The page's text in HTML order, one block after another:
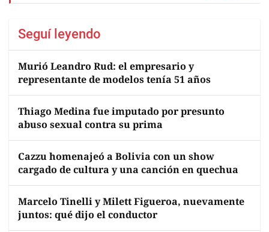
Seguí leyendo
Murió Leandro Rud: el empresario y
representante de modelos tenía 51 años
Thiago Medina fue imputado por presunto
abuso sexual contra su prima
Cazzu homenajeó a Bolivia con un show
cargado de cultura y una canción en quechua
Marcelo Tinelli y Milett Figueroa, nuevamente
juntos: qué dijo el conductor